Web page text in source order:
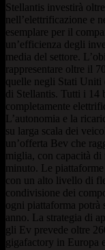
Stellantis investirà
nell’elettrificazione e
esemplare per il
un’efficienza degli
media del settore.
rappresentare oltre il
quelle negli Stati Uniti
di Stellantis. Tutti i 14
completamente
L’autonomia e la
su larga scala dei
un’offerta Bev che
miglia, con capacità
minuto. Le
con un alto livello di
condivisione dei
ogni piattaforma
anno. La strategia di
gli Ev prevede oltre
gigafactory in Europa